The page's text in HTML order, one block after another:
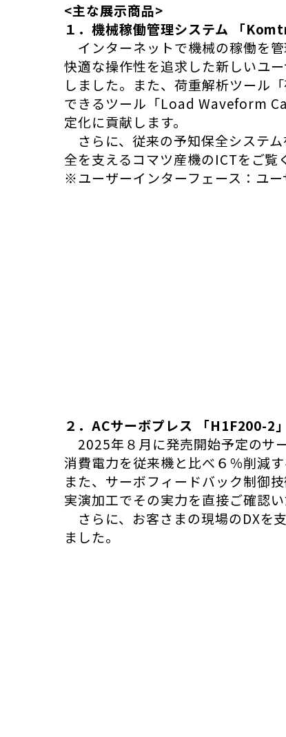
<主な展示商品>
１．機械稼働管理システム 「
インターネットで機械の稼働を
快適な操作性を追求した新しいユ
しました。また、荷重解析ツール
できるツール「Load Waveform
定化に貢献します。
さらに、従来の予知保全システ
全を支えるコマツ産機のICTをご覧
※ユーザーインターフェース：ユー
２．ACサーボプレス 「H1F200-2
2025年８月に発売開始予定のサ
消費電力を従来機と比べ６％削減
また、サーボフィードバック制御
実演加工でその実力を直接ご確認い
さらに、お客さまの現場のDXを
ました。